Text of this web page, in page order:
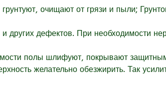
очищают от грязи и пыли;
других дефектов. При необходимости
полы шлифуют, покрывают
желательно обезжирить. Так